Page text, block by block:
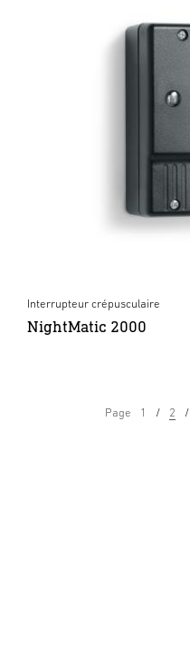
Interrupteur crépusculaire
NightMatic 2000
Page 1 2